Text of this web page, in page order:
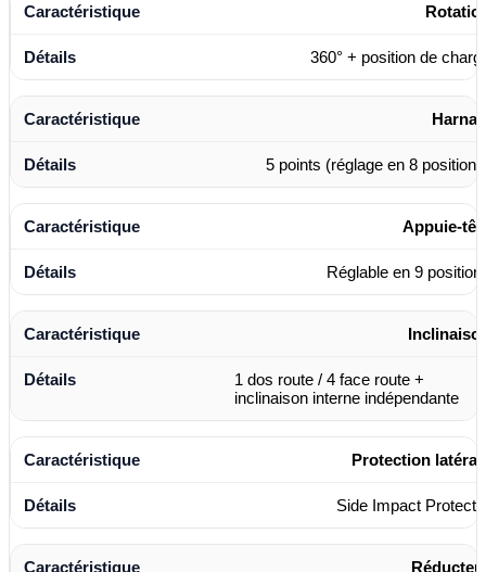
360° + position de
5 points (réglage en 8
Appuie-
Réglable en 9
1 dos route / 4 face route +
inclinaison interne indépendante
Protection
Side Impact